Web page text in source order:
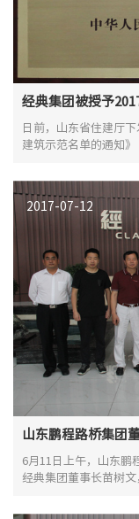
经典集团被授予
日前，山东省住建厅
建筑示范名单的通知
的钢结构建筑企业。
2017-07-12
山东鹏程路桥集团
6月11日上午，山东鹏
经典集团董事长苗树